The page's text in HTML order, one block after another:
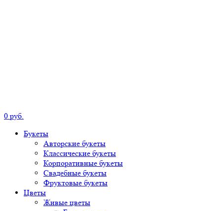
0 руб.
Букеты
Авторские букеты
Классические букеты
Корпоративные букеты
Свадебные букеты
Фруктовые букеты
Цветы
Живые цветы